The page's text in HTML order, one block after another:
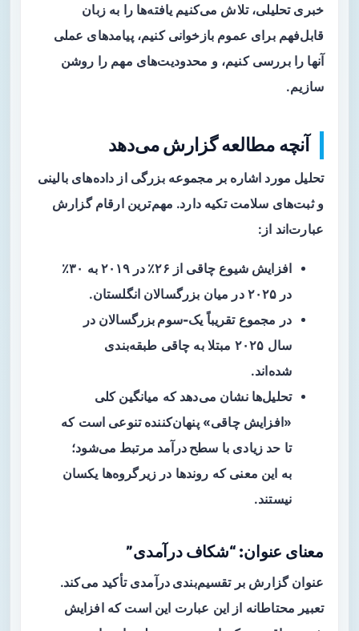
خبری تحلیلی، تلاش می‌کنیم یافته‌ها را به زبان
قابل‌فهم برای عموم بازخوانی کنیم، پیامدهای عملی
آنها را بررسی کنیم، و محدودیت‌های مهم را روشن
سازیم.
آنچه مطالعه گزارش می‌دهد
تحلیل مورد اشاره بر مجموعه بزرگی از داده‌های بالینی
و ثبت‌های سلامت تکیه دارد. مهم‌ترین ارقام گزارش
عبارت‌اند از:
افزایش شیوع چاقی از ۲۶٪ در ۲۰۱۹ به
۳۰٪
در ۲۰۲۵
در میان بزرگسالان انگلستان.
در مجموع تقریباً یک-سوم بزرگسالان در
سال ۲۰۲۵ مبتلا به چاقی طبقه‌بندی
شده‌اند.
تحلیل‌ها نشان می‌دهد که میانگین کلی
«افزایش چاقی» پنهان‌کننده تنوعی است که
تا حد زیادی با سطح درآمد مرتبط می‌شود؛
به این معنی که روندها در زیرگروه‌ها یکسان
نیستند.
معنای عنوان: “شکاف درآمدی”
عنوان گزارش برتقسیم‌بندی درآمدی تأکید می‌کند.
تعبیر محتاطانه از این عبارت این است که افزایش